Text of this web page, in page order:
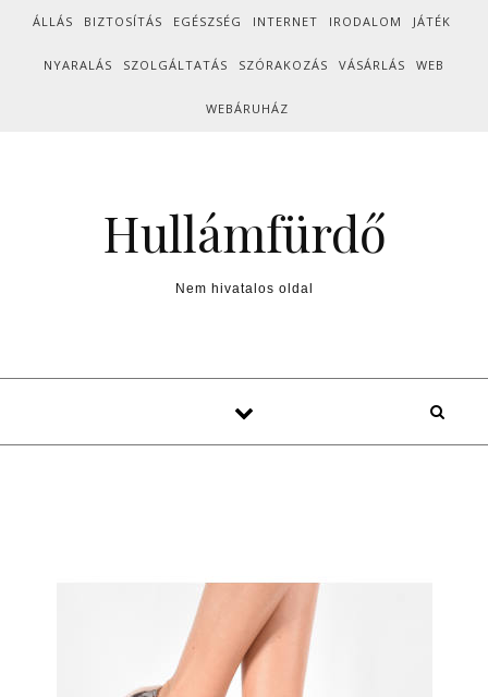
Skip to content
ÁLLÁS BIZTOSÍTÁS EGÉSZSÉG INTERNET IRODALOM JÁTÉK
NYARALÁS SZOLGÁLTATÁS SZÓRAKOZÁS VÁSÁRLÁS WEB
WEBÁRUHÁZ
Hullámfürdő
Nem hivatalos oldal